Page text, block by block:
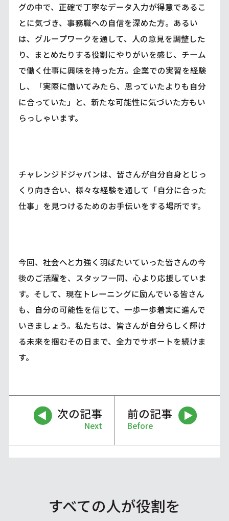
グの中で、正確で丁寧なデータ入力が得意であるこ
とに気づき、事務職への自信を深めた方。あるい
は、グループワークを通して、人の意見を調整した
り、まとめたりする役割にやりがいを感じ、チーム
で働く仕事に興味を持った方。企業での実習を経験
し、「実際に働いてみたら、思っていたよりも自分
に合っていた」と、新たな可能性に気づいた方もい
らっしゃいます。
チャレンジドジャパンは、皆さんが自分自身とじっ
くり向き合い、様々な経験を通して「自分に合った
仕事」を見つけるためのお手伝いをする場所です。
今回、社会へと力強く羽ばたいていった皆さんの今
後のご活躍を、スタッフ一同、心より応援していま
す。そして、現在トレーニングに励んでいる皆さん
も、自分の可能性を信じて、一歩一歩着実に進んで
いきましょう。私たちは、皆さんが自分らしく輝け
る未来を掴むその日まで、全力でサポートを続けま
す。
次の記事
Next
前の記事
Before
すべての人が役割を